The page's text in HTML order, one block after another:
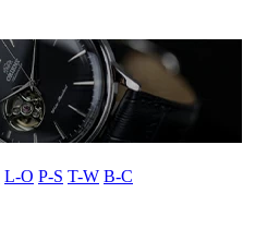
L-O P-S T-W В-С